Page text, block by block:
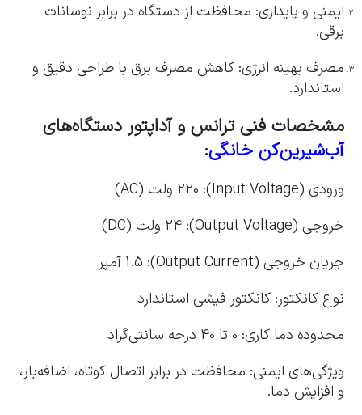
ایمنی و پایداری: محافظت از دستگاه در برابر نوسانات
برقی.
مصرف بهینه انرژی: کاهش مصرف برق با طراحی دقیق و
استاندارد.
مشخصات فنی ترانس و آداپتور دستگاه‌های
آب‌شیرین‌کن خانگی:
ورودی (Input Voltage): 220 ولت (AC)
خروجی (Output Voltage): 24 ولت (DC)
جریان خروجی (Output Current): 1.5 آمپر
نوع کانکتور: کانکتور فیشی استاندارد
محدوده دما کاری: 0 تا 40 درجه سانتی‌گراد
ویژگی‌های ایمنی: محافظت در برابر اتصال کوتاه، اضافه‌بار،
و افزایش دما.